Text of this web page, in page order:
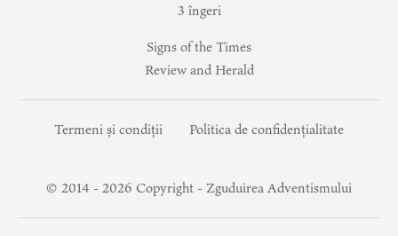
3 îngeri
Signs of the Times
Review and Herald
© 2014 - 2026 Copyright - Zguduirea Adventismului
Termeni și condiții Politica de confidențialitate